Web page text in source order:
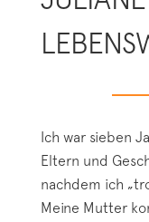
Ich war sieben
Eltern und
nachdem ich
Meine Mutter